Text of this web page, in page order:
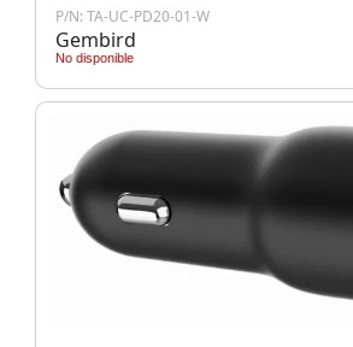
P/N: TA-UC-PD20-01-W
Gembird
No disponible